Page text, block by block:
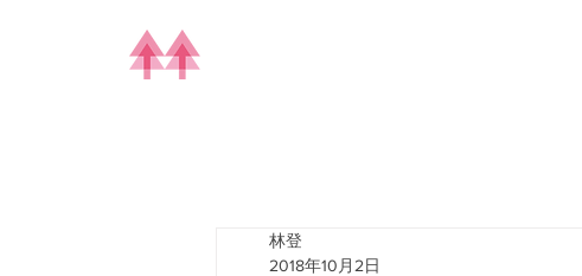
林登
2018年10月2日